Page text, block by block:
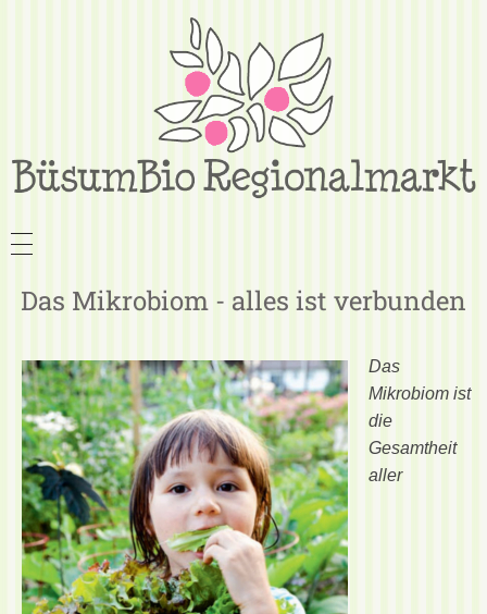
Das Mikrobiom - alles ist verbunden
Das
Mikrobiom ist
die
Gesamtheit
aller